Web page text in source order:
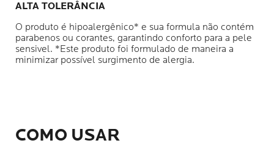
ALTA TOLERÂNCIA
O produto é hipoalergênico* e sua formula não contém
parabenos ou corantes, garantindo conforto para a pele
sensivel. *Este produto foi formulado de maneira a
minimizar possível surgimento de alergia.
COMO USAR